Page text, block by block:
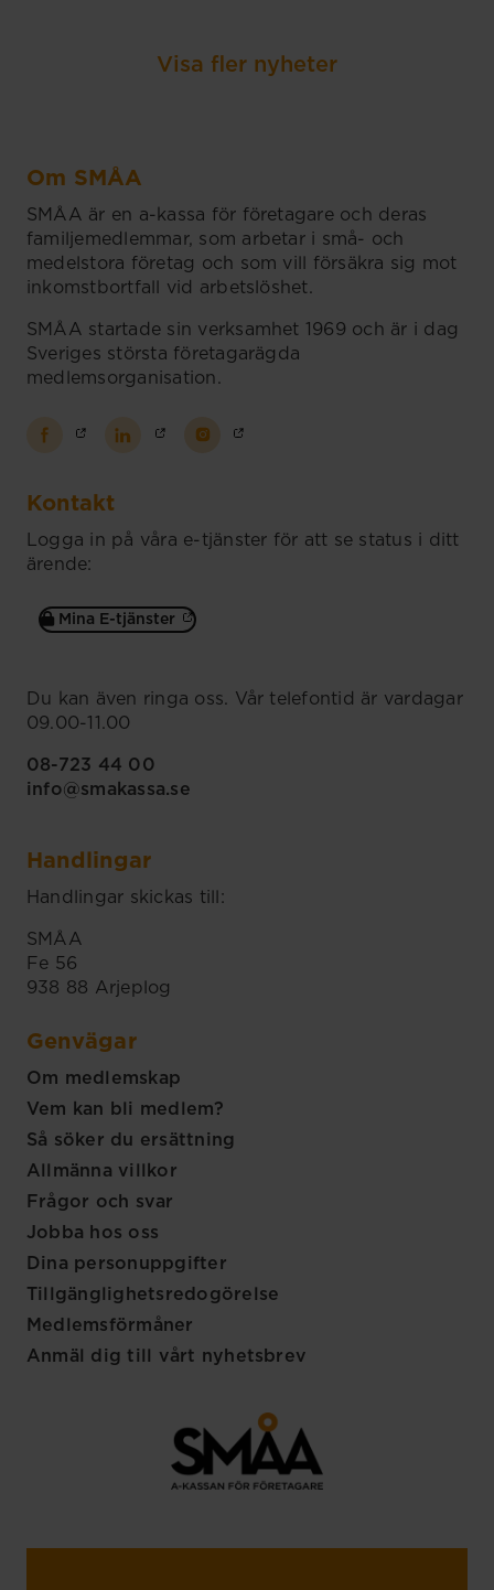
Visa fler nyheter
Om SMÅA
SMÅA är en a-kassa för företagare och deras
familjemedlemmar, som arbetar i små- och
medelstora företag och som vill försäkra sig mot
inkomstbortfall vid arbetslöshet.
SMÅA startade sin verksamhet 1969 och är i dag
Sveriges största företagarägda
medlemsorganisation.
Kontakt
Logga in på våra e-tjänster för att se status i ditt
ärende:
Mina E-tjänster
Du kan även ringa oss. Vår telefontid är vardagar
09.00-11.00
08-723 44 00
info@smakassa.se
Handlingar
Handlingar skickas till:
SMÅA
Fe 56
938 88 Arjeplog
Genvägar
Om medlemskap
Vem kan bli medlem?
Så söker du ersättning
Allmänna villkor
Frågor och svar
Jobba hos oss
Dina personuppgifter
Tillgänglighetsredogörelse
Medlemsförmåner
Anmäl dig till vårt nyhetsbrev